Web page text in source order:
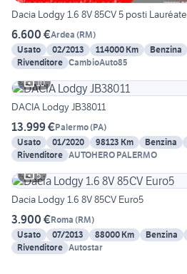
Dacia Lodgy 1.6 8V 85CV 5 posti Lauréate
6.600 €Ardea (RM)
Usato
02/2013 114000 Km Benzina
Rivenditore CambioAuto85
10
DACIA Lodgy JB38011
13.999 €Palermo(PA)
Usato
01/2020 98123 Km Benzina
Rivenditore AUTOHERO PALERMO
5
Dacia Lodgy 1.6 8V 85CV Euro5
3.900 €Roma (RM)
Usato
07/2013 88000 Km Benzina
Rivenditore Autostar